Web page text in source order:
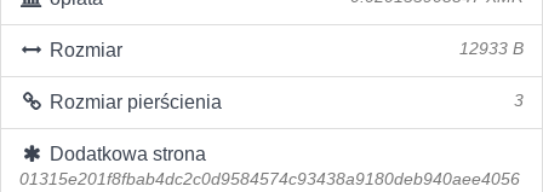
Rozmiar 12933 B
Rozmiar pierścienia 3
Dodatkowa strona
01315e201f8fbab4dc2c0d9584574c93438a9180deb940aee4056